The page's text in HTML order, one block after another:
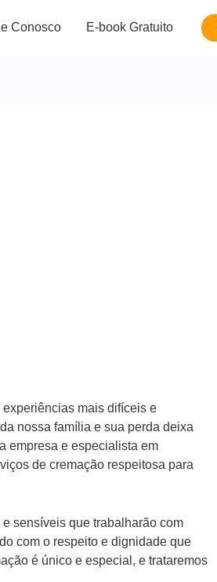
Conosco E-book Gratuito
mais difíceis e
nossa família e sua perda deixa
empresa e especialista em
de cremação respeitosa para
sensíveis que trabalharão com
com o respeito e dignidade que
é único e especial, e trataremos